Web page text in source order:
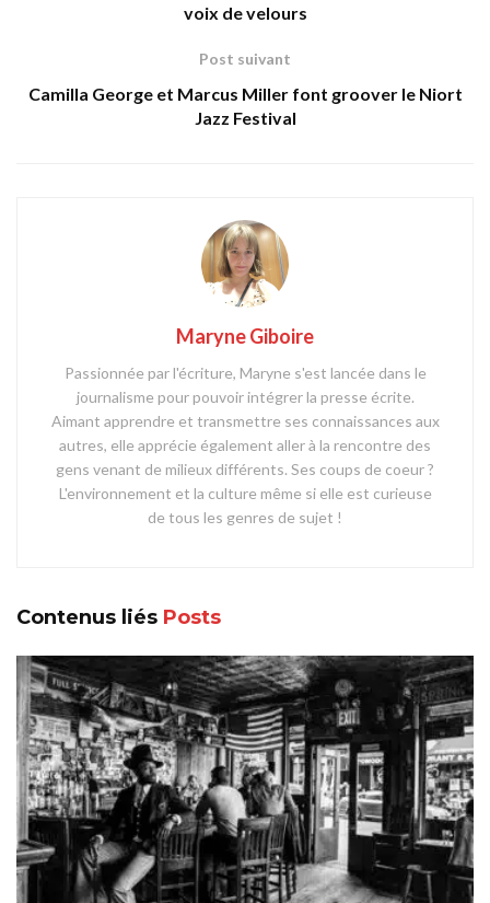
voix de velours
Post suivant
Camilla George et Marcus Miller font groover le Niort
Jazz Festival
Maryne Giboire
Passionnée par l'écriture, Maryne s'est lancée dans le
journalisme pour pouvoir intégrer la presse écrite.
Aimant apprendre et transmettre ses connaissances aux
autres, elle apprécie également aller à la rencontre des
gens venant de milieux différents. Ses coups de coeur ?
L'environnement et la culture même si elle est curieuse
de tous les genres de sujet !
Contenus liés Posts